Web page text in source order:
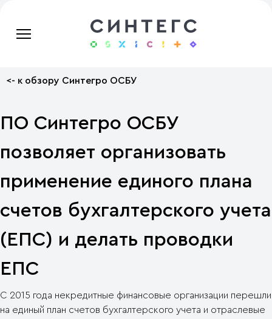
<- к обзору Синтегро ОСБУ
ПО Синтегро ОСБУ
позволяет организовать
применение единого плана
счетов бухгалтерского учета
(ЕПС) и делать проводки
ЕПС
С 2015 года некредитные финансовые организации перешли
на единый план счетов бухгалтерского учета и отраслевые